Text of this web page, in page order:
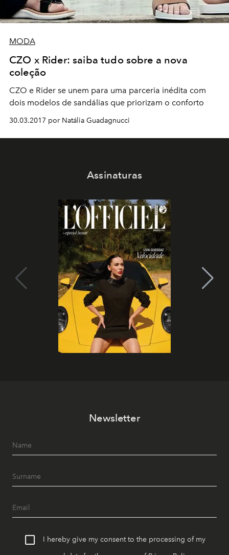
MODA
CZO x Rider: saiba tudo sobre a nova
coleção
CZO e Rider se unem para uma parceria inédita com
dois modelos de sandálias que priorizam o conforto
30.03.2017 por Natália Guadagnucci
Assinaturas
Newsletter
I hereby give my consent to the processing of my